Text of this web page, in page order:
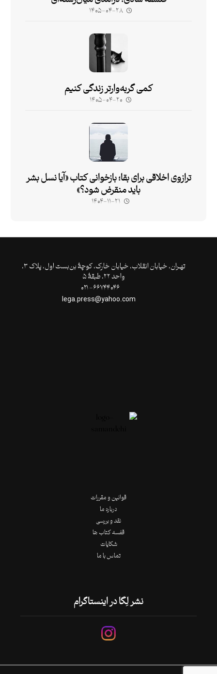
۱۴۰۵-۰۴-۲۸
کمی گربه‌وارتر زندگی کنیم
۱۴۰۵-۰۴-۲۰
ترازوی اخلاقی برای بقا؛ بازخوانی کتاب «آیا نسل بشر
باید منقرض شود؟»
۱۴۰۴-۱۱-۲۱
تهـران،‌ خیابان انقلاب، خیابان خارک، کوچۀ بن‌بست اول، پلاک ۳،
واحد ۲۲، طبقۀ ۵
قوانین و مقررات
درباره ما
نقد و بررسی
قفسه کتاب ها
شکایات
تماس با ما
نشر لِگا در اینستاگرام